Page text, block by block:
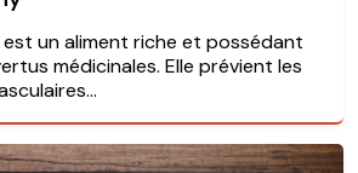
un aliment riche et possédant
médicinales. Elle prévient les